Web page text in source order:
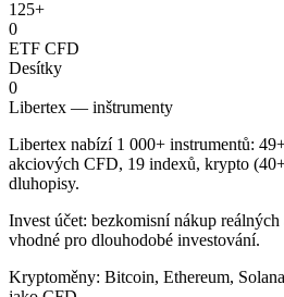
125+
0
ETF CFD
Desítky
0
Libertex — inštrumenty
Libertex nabízí 1 000+ instrumentů:
akciových CFD, 19 indexů, krypto
dluhopisy.
Invest účet: bezkomisní nákup
vhodné pro dlouhodobé investování.
Kryptoměny: Bitcoin, Ethereum,